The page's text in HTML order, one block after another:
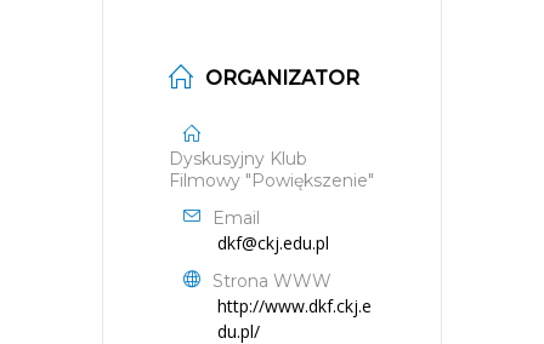
ORGANIZATOR
Dyskusyjny Klub
Filmowy "Powiększenie"
Email
dkf@ckj.edu.pl
Strona WWW
http://www.dkf.ckj.e
du.pl/